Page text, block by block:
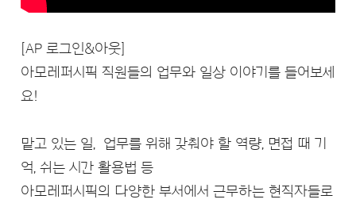
[AP 로그인&아웃]
아모레퍼시픽 직원들의 업무와 일상 이야기를 들어보세
요!
맡고 있는 일, 업무를 위해 갖춰야 할 역량, 면접 때 기
억, 쉬는 시간 활용법 등
아모레퍼시픽의 다양한 부서에서 근무하는 현직자들로